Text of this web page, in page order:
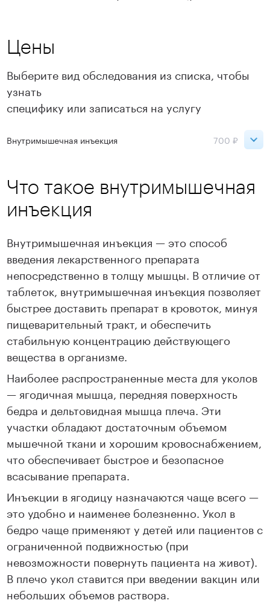
Цены
Выберите вид обследования из списка, чтобы
узнать
специфику или записаться на услугу
Внутримышечная инъекция 700 ₽
ВДНХ 700 ₽
Что такое внутримышечная
инъекция
Внутримышечная инъекция — это способ
введения лекарственного препарата
непосредственно в толщу мышцы. В отличие от
таблеток, внутримышечная инъекция позволяет
быстрее доставить препарат в кровоток, минуя
пищеварительный тракт, и обеспечить
стабильную концентрацию действующего
вещества в организме.
Наиболее распространенные места для уколов
— ягодичная мышца, передняя поверхность
бедра и дельтовидная мышца плеча. Эти
участки обладают достаточным объемом
мышечной ткани и хорошим кровоснабжением,
что обеспечивает быстрое и безопасное
всасывание препарата.
Инъекции в ягодицу назначаются чаще всего —
это удобно и наименее болезненно. Укол в
бедро чаще применяют у детей или пациентов с
ограниченной подвижностью (при
невозможности повернуть пациента на живот).
В плечо укол ставится при введении вакцин или
небольших объемов раствора.